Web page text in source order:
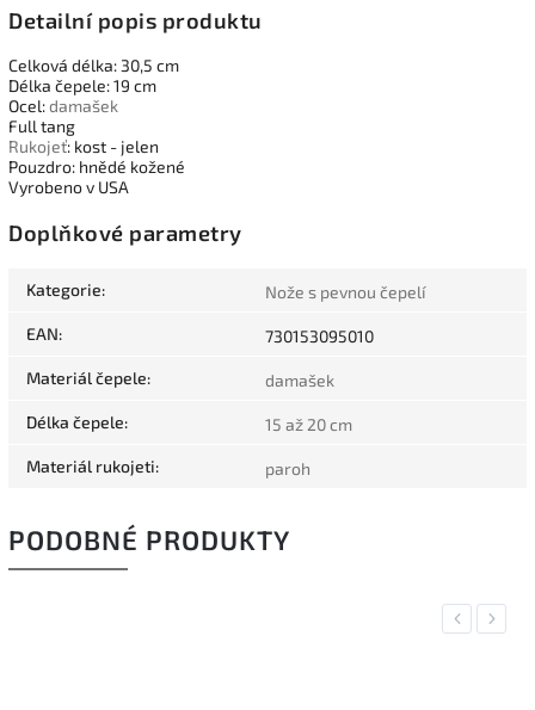
Detailní popis produktu
Celková délka: 30,5 cm
Délka čepele: 19 cm
Ocel:damašek
Full tang
Rukojeť: kost - jelen
Pouzdro: hnědé kožené
Vyrobeno v USA
Doplňkové parametry
Kategorie: Nože s pevnou čepelí
EAN: 730153095010
Materiál čepele: damašek
Délka čepele: 15 až 20 cm
Materiál rukojeti: paroh
PODOBNÉ PRODUKTY
Previous
Next